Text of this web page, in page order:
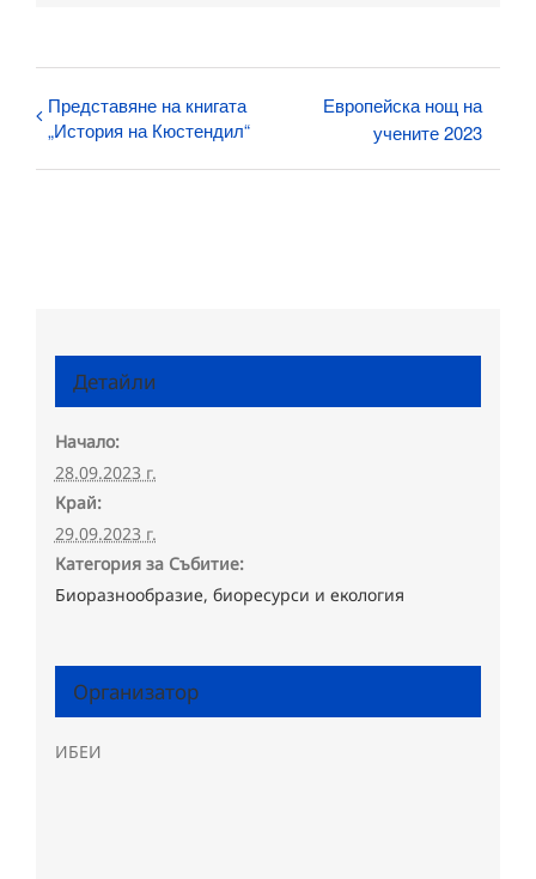
Представяне на книгата
„История на Кюстендил“
Европейска нощ на
учените 2023
Детайли
Начало:
28.09.2023 г.
Край:
29.09.2023 г.
Категория за Събитие:
Биоразнообразие, биоресурси и екология
Организатор
ИБЕИ